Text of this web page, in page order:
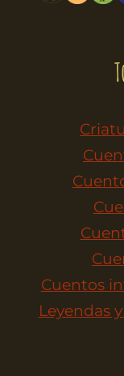
Cuentos
Leyendas